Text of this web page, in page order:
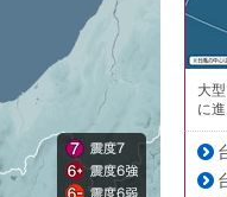
大
に